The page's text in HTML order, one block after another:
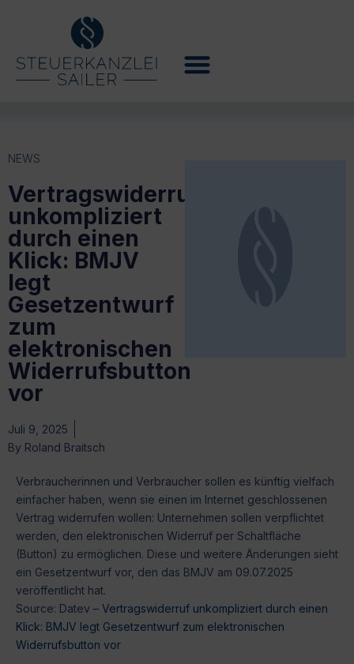
NEWS
Vertragswiderruf
unkompliziert
durch einen
Klick: BMJV
legt
Gesetzentwurf
zum
elektronischen
Widerrufsbutton
vor
Juli 9, 2025
By Roland Braitsch
Verbraucherinnen und Verbraucher sollen es künftig vielfach
einfacher haben, wenn sie einen im Internet geschlossenen
Vertrag widerrufen wollen: Unternehmen sollen verpflichtet
werden, den elektronischen Widerruf per Schaltfläche
(Button) zu ermöglichen. Diese und weitere Änderungen sieht
ein Gesetzentwurf vor, den das BMJV am 09.07.2025
veröffentlicht hat.
Source: Datev – Vertragswiderruf unkompliziert durch einen
Klick: BMJV legt Gesetzentwurf zum elektronischen
Widerrufsbutton vor